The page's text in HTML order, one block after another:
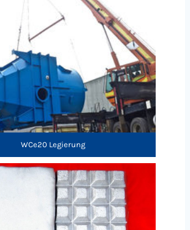
WCe20 Legierung